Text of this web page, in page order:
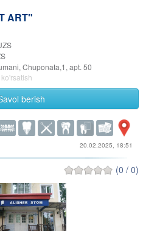
ART"
Chuponata,1, apt. 50
ko'rsatish
berish
20.02.2025, 18:51
(0 / 0)